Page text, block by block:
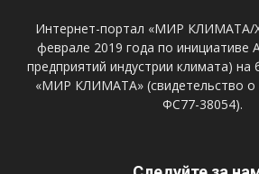
Интернет-портал «МИР КЛИМАТА/
феврале 2019 года по инициативе
предприятий индустрии климата) на
«МИР КЛИМАТА» (свидетельство о
ФС77-38054).